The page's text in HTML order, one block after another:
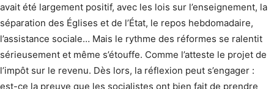
avait été largement positif, avec les lois sur l’enseignement, la
séparation des Églises et de l’État, le repos hebdomadaire,
l’assistance sociale… Mais le rythme des réformes se ralentit
sérieusement et même s’étouffe. Comme l’atteste le projet de
l’impôt sur le revenu. Dès lors, la réflexion peut s’engager :
est-ce la preuve que les socialistes ont bien fait de prendre